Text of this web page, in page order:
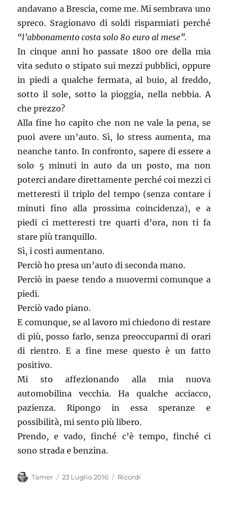
andavano a Brescia, come me. Mi sembrava uno
spreco. Sragionavo di soldi risparmiati perché
“l’abbonamento costa solo 80 euro al mese”.
In cinque anni ho passate 1800 ore della mia
vita seduto o stipato sui mezzi pubblici, oppure
in piedi a qualche fermata, al buio, al freddo,
sotto il sole, sotto la pioggia, nella nebbia. A
che prezzo?
Alla fine ho capito che non ne vale la pena, se
puoi avere un’auto. Sì, lo stress aumenta, ma
neanche tanto. In confronto, sapere di essere a
solo 5 minuti in auto da un posto, ma non
poterci andare direttamente perché coi mezzi ci
metteresti il triplo del tempo (senza contare i
minuti fino alla prossima coincidenza), e a
piedi ci metteresti tre quarti d’ora, non ti fa
stare più tranquillo.
Sì, i costi aumentano.
Perciò ho presa un’auto di seconda mano.
Perciò in paese tendo a muovermi comunque a
piedi.
Perciò vado piano.
E comunque, se al lavoro mi chiedono di restare
di più, posso farlo, senza preoccuparmi di orari
di rientro. E a fine mese questo è un fatto
positivo.
Mi sto affezionando alla mia nuova
automobilina vecchia. Ha qualche acciacco,
pazienza. Ripongo in essa speranze e
possibilità, mi sento più libero.
Prendo, e vado, finché c’è tempo, finché ci
sono strada e benzina.
Autore
Tamer
Pubblicato
23 Luglio 2016 Categorie
Ricordi